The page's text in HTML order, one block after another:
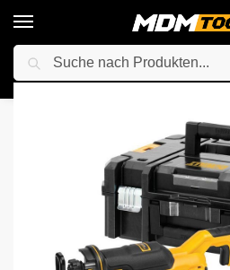
Startseite / Elektrowerkzeuge / Sägen